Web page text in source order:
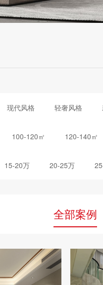
现代风格 轻奢风格
100-120㎡ 120-140㎡
15-20万 20-25万
全部案例